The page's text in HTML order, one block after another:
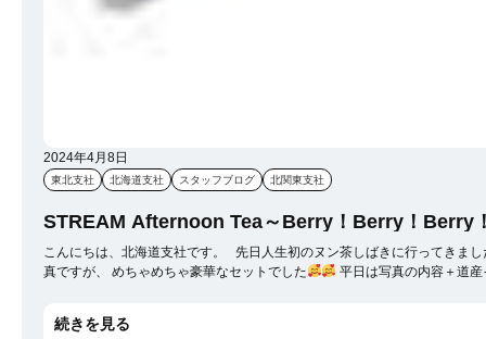
2024年4月8日
東北支社 北海道支社 スタッフブログ 北関東支社
STREAM Afternoon Tea～Berry！Berry！Berry
こんにちは、北海道支社です。 先日人生初のヌン茶しばきに行ってきました(*^▽^*) 昨年すすきのに新しくできた商業施設『ココノススキノ』 の中にあるホテル『STREAM HOTEL』にて2024年4月1日(月) 〜6月30日（日）の限定です。 写真がうまく撮れなかったのでオフィシャルの写
真ですが、 めちゃめちゃ豪華なセットでした
平日は写真の内容＋道
続きを見る